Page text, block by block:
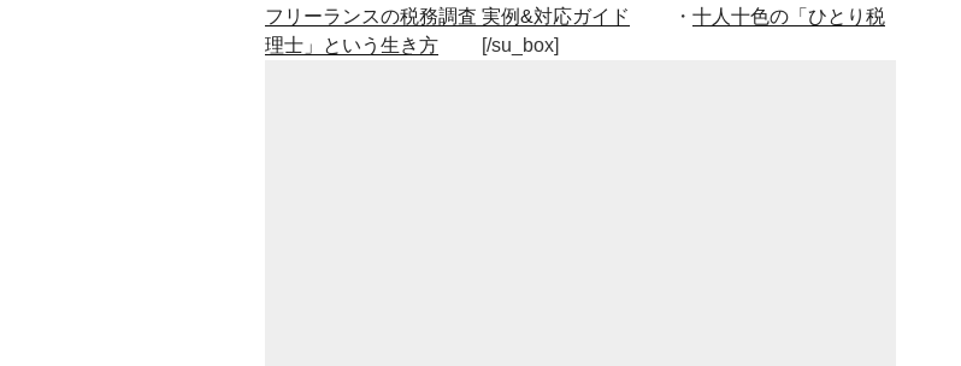
フリーランスの税務調査 実例&対応ガイド
・ 十人十色の「ひとり税
理士」という生き方 [/su_box]